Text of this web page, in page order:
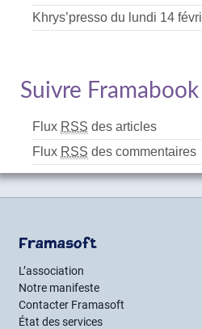
Khrys’presso du lundi 14
Suivre Framabook
Flux RSS des articles
Flux RSS des commentaires
Framasoft
L’association
Notre manifeste
Contacter Framasoft
État des services